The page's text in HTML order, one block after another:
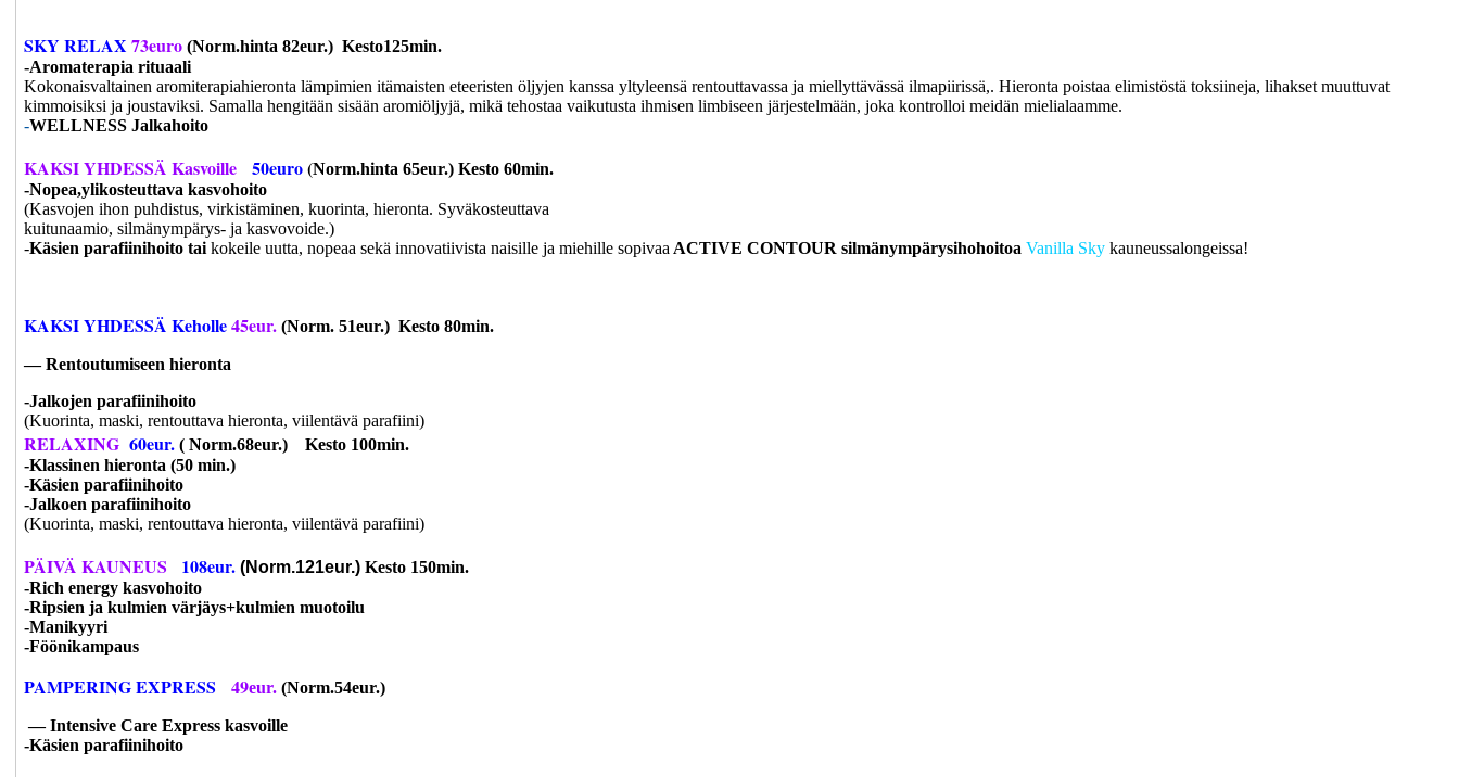
SKY RELAX 73euro (Norm.hinta 82eur.) Kesto125min.
-Aromaterapiarituaali
Kokonaisvaltainen aromiterapiahieronta lämpimien itämaisten eteeristen öljyjen kanssa yltyleensä rentouttavassa ja miellyttävässä ilmapiirissä,. Hieronta poistaa elimistöstä toksiineja, lihakset muuttuvat
kimmoisiksi ja joustaviksi. Samalla hengitään sisään aromiöljyjä, mikä tehostaa vaikutusta ihmisen limbiseen järjestelmään, joka kontrolloi meidän mielialaamme.
-WELLNESS Jalkahoito
KAKSI YHDESSÄ Kasvoille 50euro(Norm.hinta 65eur.) Kesto 60min.
-Nopea,ylikosteuttava kasvohoito
(Kasvojen ihon puhdistus, virkistäminen, kuorinta, hieronta. Syväkosteuttava
kuitunaamio, silmänympärys- ja kasvovoide.)
-Käsien parafiinihoito tai kokeile uutta, nopeaa sekä innovatiivista naisille ja miehille sopivaa ACTIVE CONTOUR silmänympärysihohoitoa Vanilla Sky kauneussalongeissa!
KAKSI YHDESSÄ Keholle45eur.(Norm. 51eur.) Kesto 80min.
—Rentoutumiseen hieronta
-Jalkojen parafiinihoito
(Kuorinta, maski, rentouttava hieronta, viilentävä parafiini)
RELAXING60eur. ( Norm.68eur.) Kesto 100min.
-Klassinen hieronta (50 min.)
-Käsien parafiinihoito
-Jalkoen parafiinihoito
(Kuorinta, maski, rentouttava hieronta, viilentävä parafiini)
PÄIVÄ KAUNEUS 108eur. (Norm.121eur.) Kesto 150min.
-Rich energy kasvohoito
-Ripsien ja kulmien värjäys+kulmien muotoilu
-Manikyyri
-Föönikampaus
PAMPERING EXPRESS 49eur. (Norm.54eur.)
—Intensive Care Express kasvoille
-Käsien parafiinihoito